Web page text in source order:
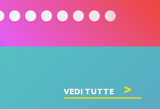
del singolo
VEDI TUTTE